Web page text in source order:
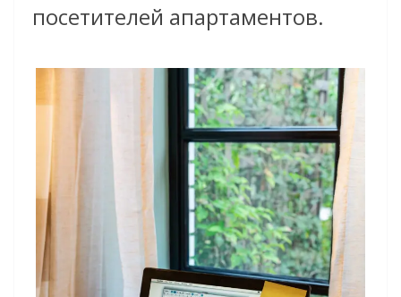
посетителей апартаментов.